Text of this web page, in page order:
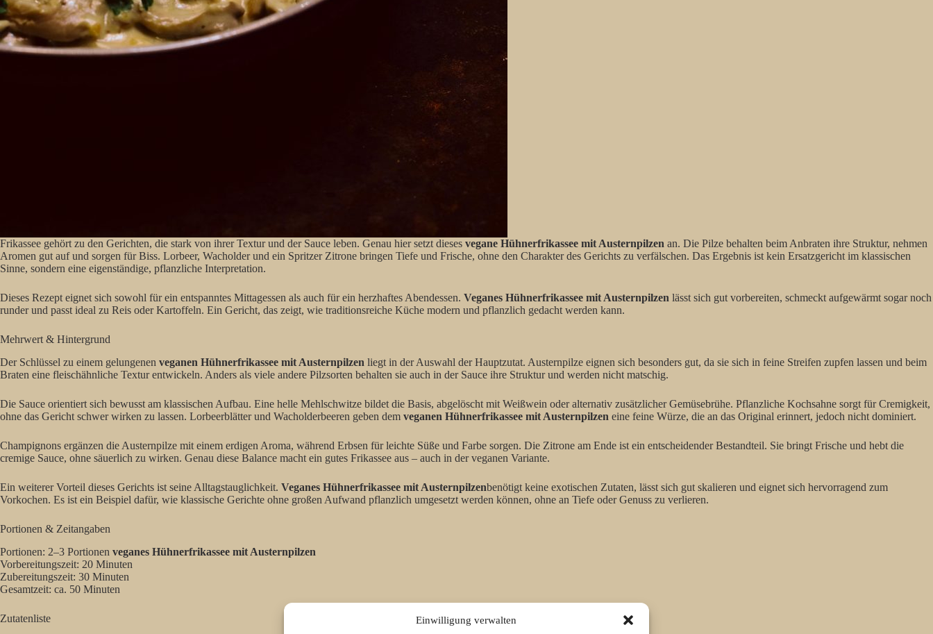
Einwilligung verwalten
Frikassee gehört zu den Gerichten, die stark von ihrer Textur und der Sauce leben. Genau hier setzt dieses vegane Hühnerfrikassee mit Austernpilzen an. Die Pilze behalten beim Anbraten ihre Struktur, nehmen
Aromen gut auf und sorgen für Biss. Lorbeer, Wacholder und ein Spritzer Zitrone bringen Tiefe und Frische, ohne den Charakter des Gerichts zu verfälschen. Das Ergebnis ist kein Ersatzgericht im klassischen
Sinne, sondern eine eigenständige, pflanzliche Interpretation.
Dieses Rezept eignet sich sowohl für ein entspanntes Mittagessen als auch für ein herzhaftes Abendessen. Veganes Hühnerfrikassee mit Austernpilzen lässt sich gut vorbereiten, schmeckt aufgewärmt sogar noch
runder und passt ideal zu Reis oder Kartoffeln. Ein Gericht, das zeigt, wie traditionsreiche Küche modern und pflanzlich gedacht werden kann.
Mehrwert & Hintergrund
Der Schlüssel zu einem gelungenen veganen Hühnerfrikassee mit Austernpilzen liegt in der Auswahl der Hauptzutat. Austernpilze eignen sich besonders gut, da sie sich in feine Streifen zupfen lassen und beim
Braten eine fleischähnliche Textur entwickeln. Anders als viele andere Pilzsorten behalten sie auch in der Sauce ihre Struktur und werden nicht matschig.
Die Sauce orientiert sich bewusst am klassischen Aufbau. Eine helle Mehlschwitze bildet die Basis, abgelöscht mit Weißwein oder alternativ zusätzlicher Gemüsebrühe. Pflanzliche Kochsahne sorgt für Cremigkeit,
ohne das Gericht schwer wirken zu lassen. Lorbeerblätter und Wacholderbeeren geben dem veganen Hühnerfrikassee mit Austernpilzen eine feine Würze, die an das Original erinnert, jedoch nicht dominiert.
Champignons ergänzen die Austernpilze mit einem erdigen Aroma, während Erbsen für leichte Süße und Farbe sorgen. Die Zitrone am Ende ist ein entscheidender Bestandteil. Sie bringt Frische und hebt die
cremige Sauce, ohne säuerlich zu wirken. Genau diese Balance macht ein gutes Frikassee aus – auch in der veganen Variante.
Ein weiterer Vorteil dieses Gerichts ist seine Alltagstauglichkeit. Veganes Hühnerfrikassee mit Austernpilzenbenötigt keine exotischen Zutaten, lässt sich gut skalieren und eignet sich hervorragend zum
Vorkochen. Es ist ein Beispiel dafür, wie klassische Gerichte ohne großen Aufwand pflanzlich umgesetzt werden können, ohne an Tiefe oder Genuss zu verlieren.
Portionen & Zeitangaben
Portionen: 2–3 Portionen veganes Hühnerfrikassee mit Austernpilzen
Vorbereitungszeit: 20 Minuten
Zubereitungszeit: 30 Minuten
Gesamtzeit: ca. 50 Minuten
Zutatenliste